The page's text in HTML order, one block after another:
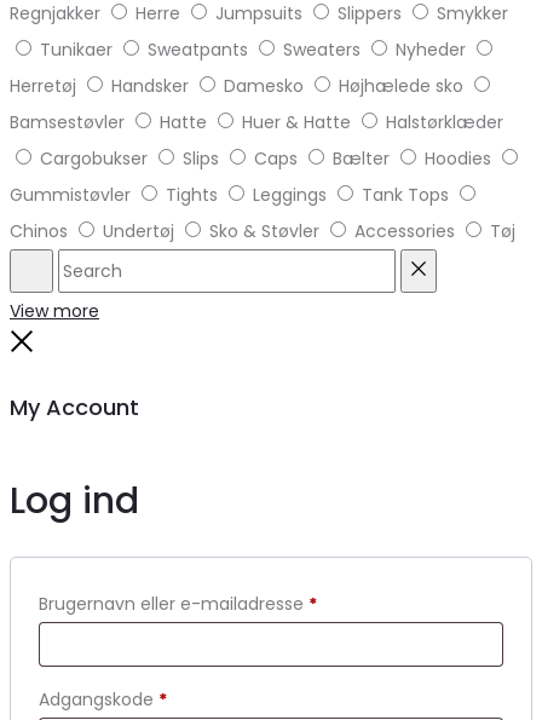
Regnjakker
Herre Jumpsuits Slippers
Smykker
Tunikaer
Sweatpants Sweaters
Nyheder
Herretøj
Handsker Damesko
Højhælede sko
Bamsestøvler
Hatte Huer & Hatte
Halstørklæder
Cargobukser
Slips Caps Bælter
Hoodies
Gummistøvler
Tights Leggings
Tank Tops
Chinos
Undertøj Sko & Støvler Accessories Tøj
Search
View more
My Account
Log ind
Brugernavn eller e-mailadresse *
Adgangskode *